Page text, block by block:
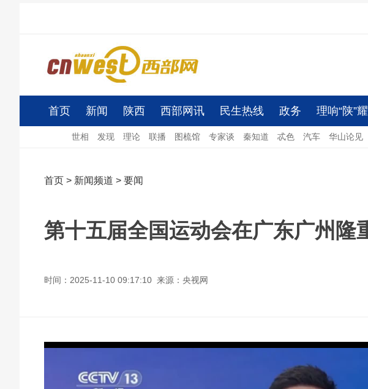
首页 新闻 陕西 西部网讯 民生热线 政务 理响“陕”耀
世相 发现 理论 联播 图梳馆 专家谈 秦知道 忒色 汽车 华山论见
首页 > 新闻频道 > 要闻
第十五届全国运动会在广东广州隆
时间：2025-11-10 09:17:10 来源：央视网